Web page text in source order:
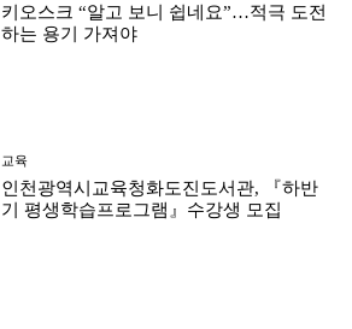
키오스크 “알고 보니 쉽네요”…적극 도전
하는 용기 가져야
교육
인천광역시교육청화도진도서관, 『하반
기 평생학습프로그램』수강생 모집